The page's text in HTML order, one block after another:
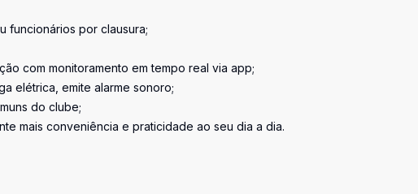
funcionários por clausura;
com monitoramento em tempo real via app;
elétrica, emite alarme sonoro;
do clube;
mais conveniência e praticidade ao seu dia a dia.